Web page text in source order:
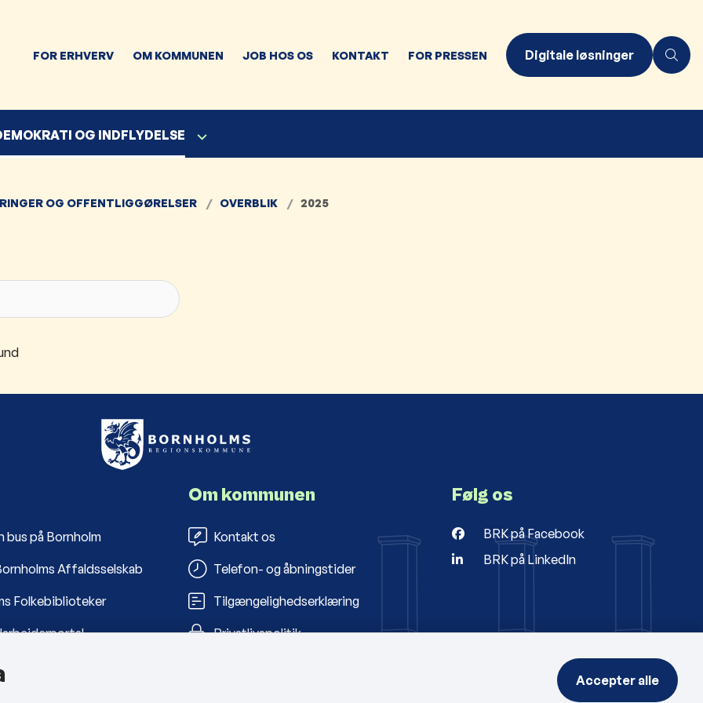
FOR ERHVERV OM KOMMUNEN JOB HOS OS KONTAKT FOR PRESSEN Digitale løsninger
OG INDFLYDELSE
OG OFFENTLIGGØRELSER OVERBLIK 2025
bus på Bornholm
Affaldsselskab
Folkebiblioteker
Om kommunen
Kontakt os
Telefon- og åbningstider
Tilgængelighedserklæring
Privatlivspolitik
Følg os
BRK på Facebook
BRK på LinkedIn
Accepter alle